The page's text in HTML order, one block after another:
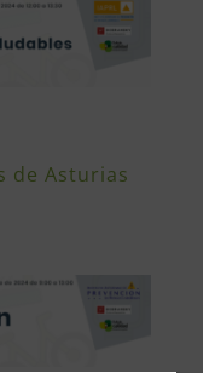
de Asturias